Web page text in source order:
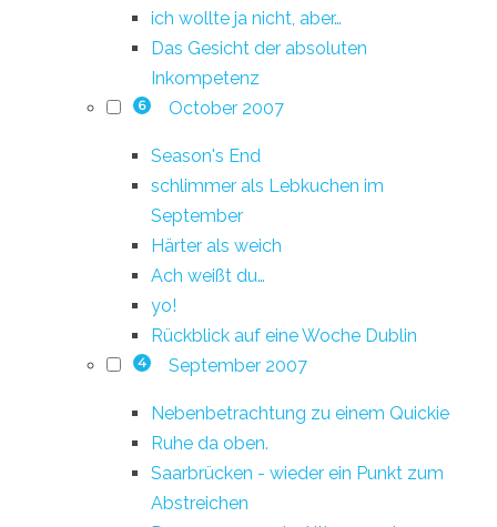
ich wollte ja nicht, aber…
Das Gesicht der absoluten
Inkompetenz
6 October 2007
Season's End
schlimmer als Lebkuchen im
September
Härter als weich
Ach weißt du…
yo!
Rückblick auf eine Woche Dublin
4 September 2007
Nebenbetrachtung zu einem Quickie
Ruhe da oben.
Saarbrücken - wieder ein Punkt zum
Abstreichen